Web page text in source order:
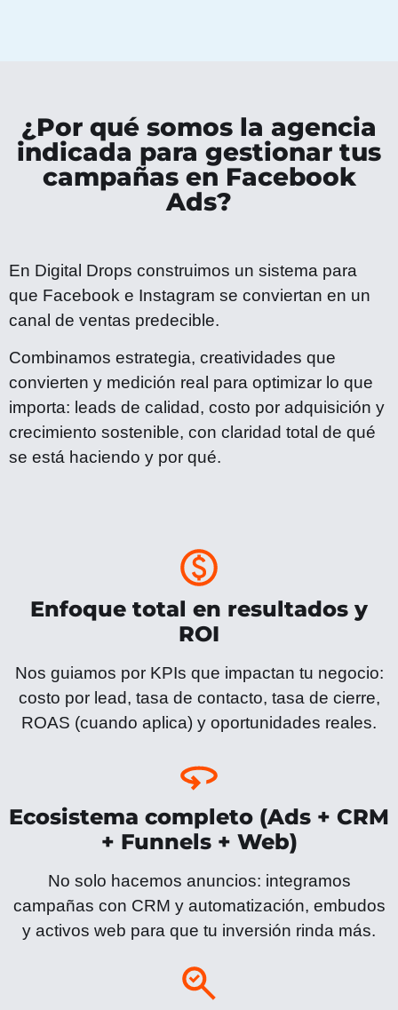
¿Por qué somos la agencia
indicada para gestionar tus
campañas en Facebook
Ads?
En Digital Drops construimos un sistema para
que Facebook e Instagram se conviertan en un
canal de ventas predecible.
Combinamos estrategia, creatividades que
convierten y medición real para optimizar lo que
importa: leads de calidad, costo por adquisición y
crecimiento sostenible, con claridad total de qué
se está haciendo y por qué.
Enfoque total en resultados y
ROI
Nos guiamos por KPIs que impactan tu negocio:
costo por lead, tasa de contacto, tasa de cierre,
ROAS (cuando aplica) y oportunidades reales.
Ecosistema completo (Ads + CRM
+ Funnels + Web)
No solo hacemos anuncios: integramos
campañas con CRM y automatización, embudos
y activos web para que tu inversión rinda más.